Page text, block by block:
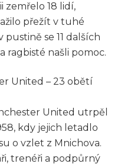
zemřelo 18 lidí,
přežít v tuhé
pustině se 11 dalších
ragbisté našli pomoc.
United – 23 obětí
United utrpěl
kdy jejich letadlo
o vzlet z Mnichova.
trenéři a podpůrný